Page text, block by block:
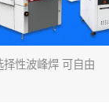
性波峰焊 可自由
335
测TR7700QE